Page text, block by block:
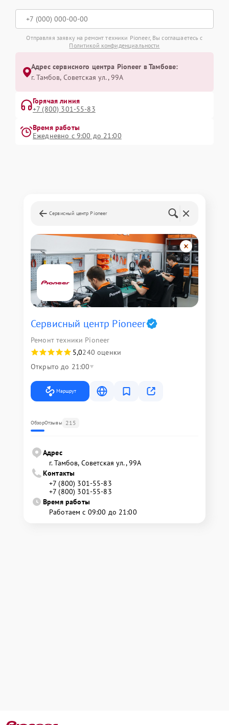
Отправляя заявку на ремонт техники Pioneer, Вы соглашаетесь с
Политикой конфиденциальности
Адрес сервисного центра Pioneer в Тамбове:
г. Тамбов, Советская ул., 99А
Горячая линия
+7 (800) 301-55-83
Время работы
Ежедневно с 9:00 до 21:00
Сервисный центр Pioneer
Сервисный центр Pioneer
Ремонт техники Pioneer
5,0240 оценки
Открыто до 21:00
Маршрут
ОбзорОтзывы 215
Адрес
г. Тамбов, Советская ул., 99А
Контакты
+7 (800) 301-55-83
+7 (800) 301-55-83
Время работы
Работаем с 09:00 до 21:00